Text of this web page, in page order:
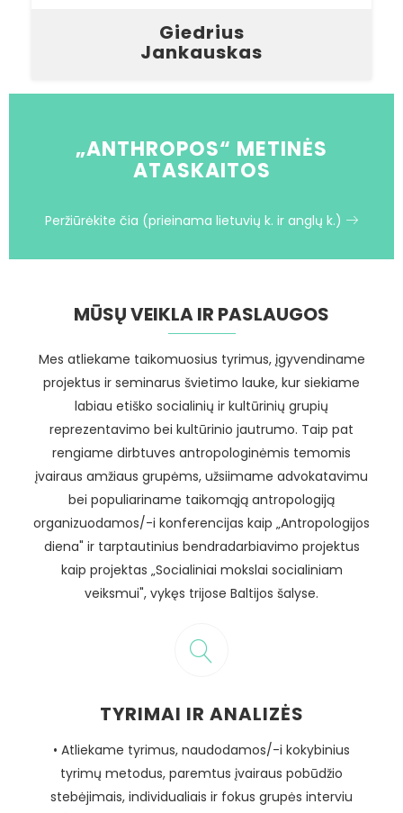
Giedrius
Jankauskas
„ANTHROPOS“ METINĖS
ATASKAITOS
Peržiūrėkite čia (prieinama lietuvių k. ir anglų k.)
MŪSŲ VEIKLA IR PASLAUGOS
Mes atliekame taikomuosius tyrimus, įgyvendiname
projektus ir seminarus švietimo lauke, kur siekiame
labiau etiško socialinių ir kultūrinių grupių
reprezentavimo bei kultūrinio jautrumo. Taip pat
rengiame dirbtuves antropologinėmis temomis
įvairaus amžiaus grupėms, užsiimame advokatavimu
bei populiariname taikomąją antropologiją
organizuodamos/-i konferencijas kaip „Antropologijos
diena" ir tarptautinius bendradarbiavimo projektus
kaip projektas „Socialiniai mokslai socialiniam
veiksmui", vykęs trijose Baltijos šalyse.
TYRIMAI IR ANALIZĖS
• Atliekame tyrimus, naudodamos/-i kokybinius
tyrimų metodus, paremtus įvairaus pobūdžio
stebėjimais, individualiais ir fokus grupės interviu